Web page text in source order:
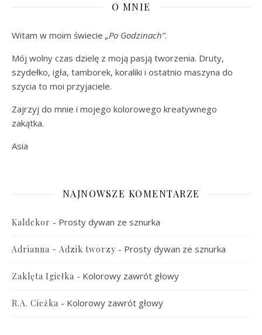
O MNIE
Witam w moim świecie „Po Godzinach”.
Mój wolny czas dzielę z moją pasją tworzenia. Druty,
szydełko, igła, tamborek, koraliki i ostatnio maszyna do
szycia to moi przyjaciele.
Zajrzyj do mnie i mojego kolorowego kreatywnego
zakątka.
Asia
NAJNOWSZE KOMENTARZE
Kaldekor - Prosty dywan ze sznurka
Adrianna - Adzik tworzy - Prosty dywan ze sznurka
Zaklęta Igiełka - Kolorowy zawrót głowy
R.A. Cieżka - Kolorowy zawrót głowy